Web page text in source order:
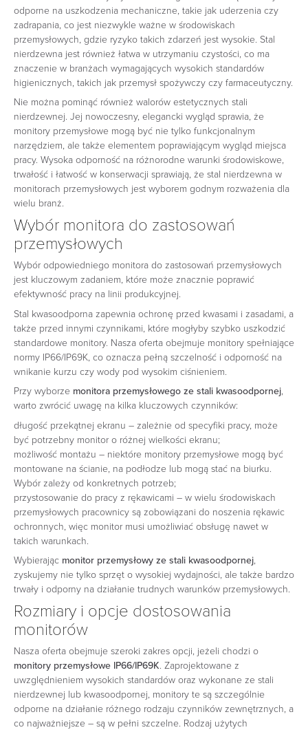
odporne na uszkodzenia mechaniczne, takie jak uderzenia czy
zadrapania, co jest niezwykle ważne w środowiskach
przemysłowych, gdzie ryzyko takich zdarzeń jest wysokie. Stal
nierdzewna jest również łatwa w utrzymaniu czystości, co ma
znaczenie w branżach wymagających wysokich standardów
higienicznych, takich jak przemysł spożywczy czy farmaceutyczny.
Nie można pominąć również walorów estetycznych stali
nierdzewnej. Jej nowoczesny, elegancki wygląd sprawia, że
monitory przemysłowe mogą być nie tylko funkcjonalnym
narzędziem, ale także elementem poprawiającym wygląd miejsca
pracy. Wysoka odporność na różnorodne warunki środowiskowe,
trwałość i łatwość w konserwacji sprawiają, że stal nierdzewna w
monitorach przemysłowych jest wyborem godnym rozważenia dla
wielu branż.
Wybór monitora do zastosowań
przemysłowych
Wybór odpowiedniego monitora do zastosowań przemysłowych
jest kluczowym zadaniem, które może znacznie poprawić
efektywność pracy na linii produkcyjnej.
Stal kwasoodporna zapewnia ochronę przed kwasami i zasadami, a
także przed innymi czynnikami, które mogłyby szybko uszkodzić
standardowe monitory. Nasza oferta obejmuje monitory spełniające
normy IP66/IP69K, co oznacza pełną szczelność i odporność na
wnikanie kurzu czy wody pod wysokim ciśnieniem.
Przy wyborze monitora przemysłowego ze stali kwasoodpornej,
warto zwrócić uwagę na kilka kluczowych czynników:
długość przekątnej ekranu – zależnie od specyfiki pracy, może
być potrzebny monitor o różnej wielkości ekranu;
możliwość montażu – niektóre monitory przemysłowe mogą być
montowane na ścianie, na podłodze lub mogą stać na biurku.
Wybór zależy od konkretnych potrzeb;
przystosowanie do pracy z rękawicami – w wielu środowiskach
przemysłowych pracownicy są zobowiązani do noszenia rękawic
ochronnych, więc monitor musi umożliwiać obsługę nawet w
takich warunkach.
Wybierając monitor przemysłowy ze stali kwasoodpornej,
zyskujemy nie tylko sprzęt o wysokiej wydajności, ale także bardzo
trwały i odporny na działanie trudnych warunków przemysłowych.
Rozmiary i opcje dostosowania
monitorów
Nasza oferta obejmuje szeroki zakres opcji, jeżeli chodzi o
monitory przemysłowe IP66/IP69K. Zaprojektowane z
uwzględnieniem wysokich standardów oraz wykonane ze stali
nierdzewnej lub kwasoodpornej, monitory te są szczególnie
odporne na działanie różnego rodzaju czynników zewnętrznych, a
co najważniejsze – są w pełni szczelne. Rodzaj użytych